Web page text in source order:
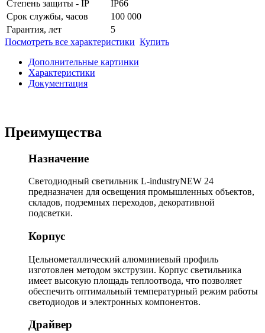
Степень защиты - IP
IP66
Срок службы, часов
100 000
Гарантия, лет
5
Посмотреть все характеристики Купить
Дополнительные картинки
Характеристики
Документация
Преимущества
Назначение
Светодиодный светильник L-industryNEW 24
предназначен для освещения промышленных объектов,
складов, подземных переходов, декоративной
подсветки.
Корпус
Цельнометаллический алюминиевый профиль
изготовлен методом экструзии. Корпус светильника
имеет высокую площадь теплоотвода, что позволяет
обеспечить оптимальный температурный режим работы
светодиодов и электронных компонентов.
Драйвер